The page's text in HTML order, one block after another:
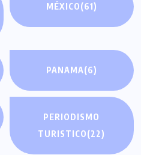
MÉXICO(61)
PANAMA(6)
PERIODISMO
TURISTICO(22)